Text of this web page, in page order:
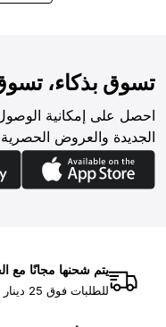
تسوق بذكاء،
احصل على إمكانية
الجديدة والعروض الحصرية
يتم شحنها مجانًا مع
للطلبات فوق 25 دينار بحريني